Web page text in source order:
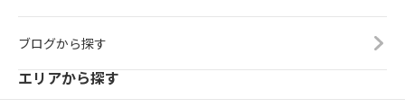
ブログから探す
エリアから探す